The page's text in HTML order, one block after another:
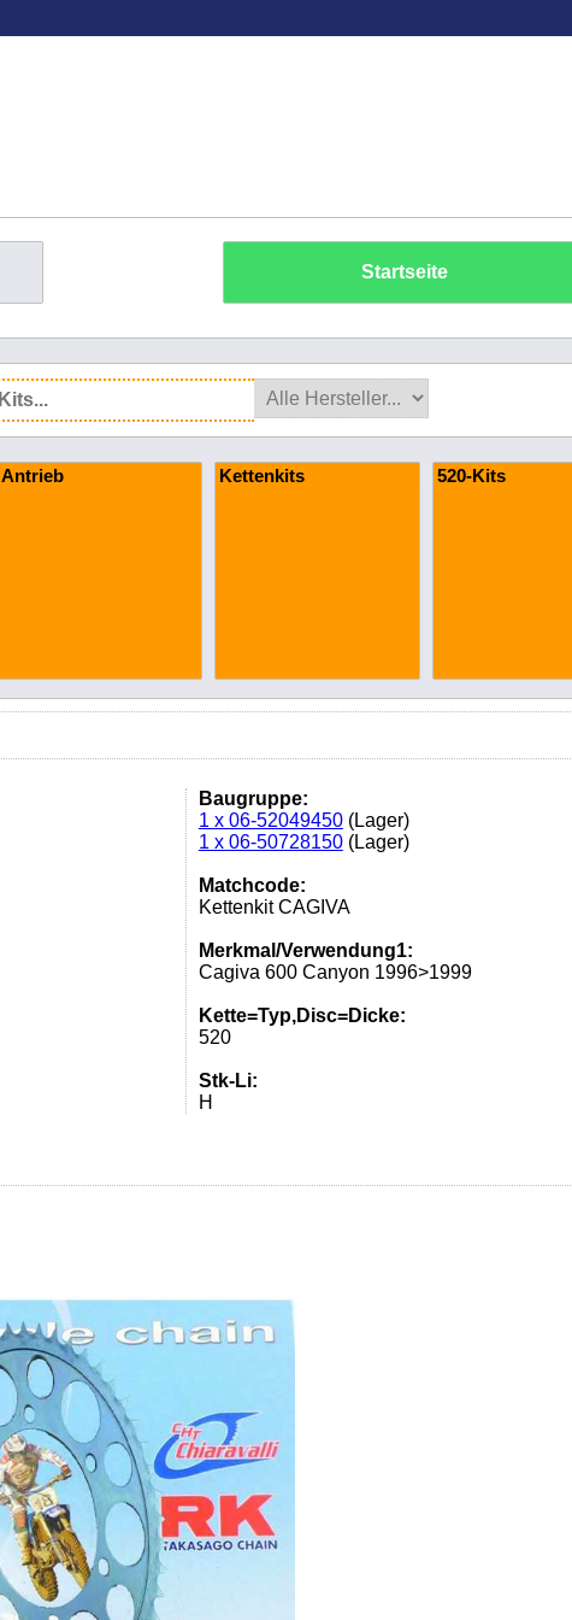
Startseite
Antrieb Kettenkits 520-Kits
Baugruppe:
1 x 06-52049450(Lager)
1 x 06-50728150(Lager)
Matchcode:
Kettenkit CAGIVA
Merkmal/Verwendung1:
Cagiva 600 Canyon 1996>1999
Kette=Typ,Disc=Dicke:
520
Stk-Li:
H